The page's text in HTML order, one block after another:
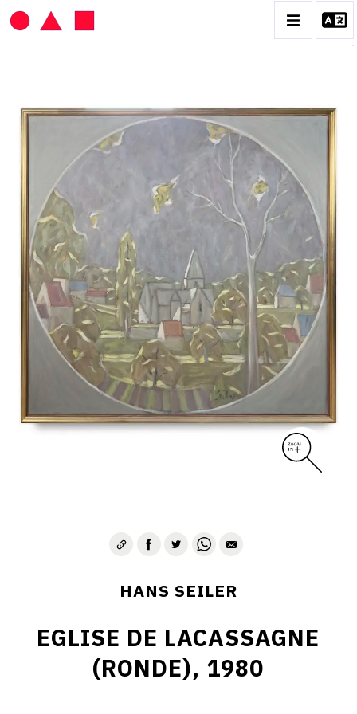
HANS SEILER
BIOGRAPHIE
CATALOGUE DES OEUVRES
VOL. 1 : LES PEINTURES
VOL. 2 : LES GOUACHES
VOL. 3 : CRAYONS DE COULEUR ET FUSAINS
CONTACT
HANS SEILER
EGLISE DE LACASSAGNE
(RONDE), 1980